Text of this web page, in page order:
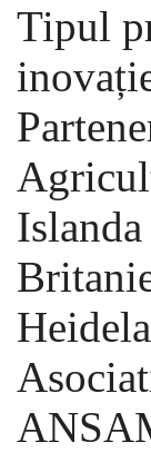
Tipul